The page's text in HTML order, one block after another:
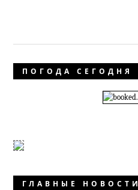
ПОГОДА СЕГОДНЯ
ГЛАВНЫЕ НОВОСТИ